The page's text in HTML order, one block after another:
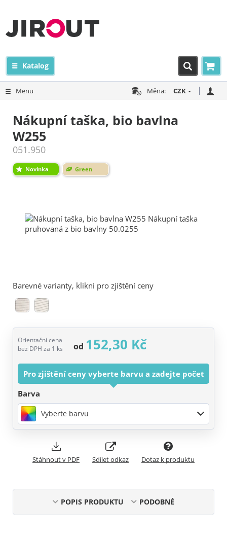
Katalog
Menu Měna: CZK
Nákupní taška, bio bavlna
W255
051.950
Novinka Green
Barevné varianty, klikni pro zjištění ceny
Orientační cena
bez DPH za 1 ks
od 152,30 Kč
Pro zjištění ceny vyberte barvu a zadejte počet
Barva
Vyberte barvu
Stáhnout v PDF Sdílet odkaz Dotaz k produktu
POPIS PRODUKTU PODOBNÉ